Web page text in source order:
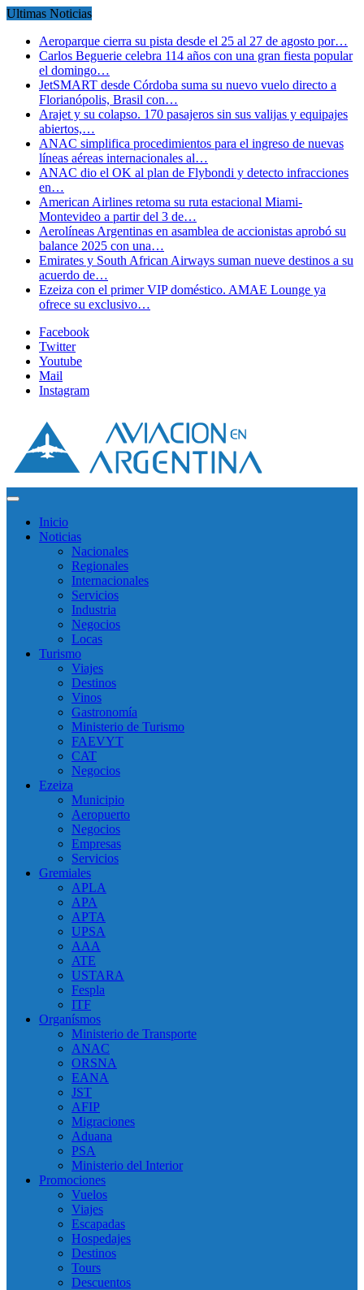
Ultimas Noticias
Aeroparque cierra su pista desde el 25 al 27 de agosto por…
Carlos Beguerie celebra 114 años con una gran fiesta popular
el domingo…
JetSMART desde Córdoba suma su nuevo vuelo directo a
Florianópolis, Brasil con…
Arajet y su colapso. 170 pasajeros sin sus valijas y equipajes
abiertos,…
ANAC simplifica procedimientos para el ingreso de nuevas
líneas aéreas internacionales al…
ANAC dio el OK al plan de Flybondi y detecto infracciones
en…
American Airlines retoma su ruta estacional Miami-
Montevideo a partir del 3 de…
Aerolíneas Argentinas en asamblea de accionistas aprobó su
balance 2025 con una…
Emirates y South African Airways suman nueve destinos a su
acuerdo de…
Ezeiza con el primer VIP doméstico. AMAE Lounge ya
ofrece su exclusivo…
Facebook
Twitter
Youtube
Mail
Instagram
Inicio
Noticias
Nacionales
Regionales
Internacionales
Servicios
Industria
Negocios
Locas
Turismo
Viajes
Destinos
Vinos
Gastronomía
Ministerio de Turismo
FAEVYT
CAT
Negocios
Ezeiza
Municipio
Aeropuerto
Negocios
Empresas
Servicios
Gremiales
APLA
APA
APTA
UPSA
AAA
ATE
USTARA
Fespla
ITF
Organísmos
Ministerio de Transporte
ANAC
ORSNA
EANA
JST
AFIP
Migraciones
Aduana
PSA
Ministerio del Interior
Promociones
Vuelos
Viajes
Escapadas
Hospedajes
Destinos
Tours
Descuentos